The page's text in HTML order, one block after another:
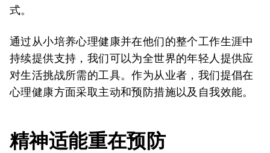
式。
通过从小培养心理健康并在他们的整个工作生涯中
持续提供支持，我们可以为全世界的年轻人提供应
对生活挑战所需的工具。作为从业者，我们提倡在
心理健康方面采取主动和预防措施以及自我效能。
精神适能重在预防